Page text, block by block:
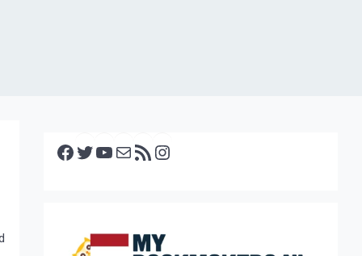
Facebook Twitter YouTube E-mail RSS feed